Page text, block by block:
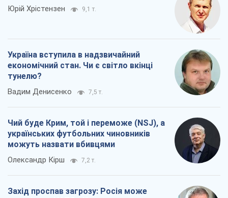
Юрій Хрістензен 9,1 т.
Україна вступила в надзвичайний
економічний стан. Чи є світло вкінці
тунелю?
Вадим Денисенко 7,5 т.
Чий буде Крим, той і переможе (NSJ), а
українських футбольних чиновників
можуть назвати вбивцями
Олександр Кірш 7,2 т.
Захід проспав загрозу: Росія може